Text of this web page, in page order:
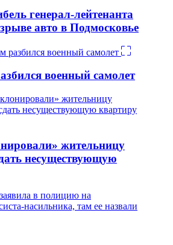
генерал-лейтенанта
авто в Подмосковье
военный самолет
жительницу
несуществующую